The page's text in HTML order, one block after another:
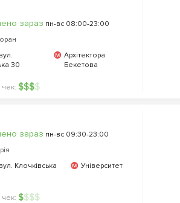
зараз пн-вс 08:00-23:00
30
Архітектора
Бекетова
чек: $$$$
зараз пн-вс 09:30-23:00
Клочківська
Університет
чек: $$$$